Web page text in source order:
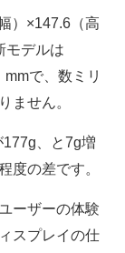
）×147.6（高
モデルは
で、数ミリ
ません。
、と7g増
度の差です。
ーザーの体験
スプレイの仕